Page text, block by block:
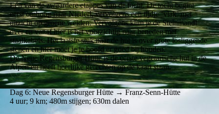
Eén van de zwaardere etappes van de tocht. De tocht begint
eerst omhoog naar Niederl, vervolgens een tijdje ‘vlak’ met
uitzicht op groene weiden. Vervolgens klim je de Steinmandl
over en vanaf hier is het voorzichtig naar beneden met
staalkabels. Het laatste stuk naar de hut is over grote losliggende
stenen en hier moet je je hoofd er goed bij houden.
De Neue Regensburger Hütte is de eerste vegetarische hut in de
Alpen en heeft heerlijke gerechten op de kaart staan.
Dag 6: Neue Regensburger Hütte → Franz-Senn-Hütte
4 uur; 9 km; 480m stijgen; 630m dalen